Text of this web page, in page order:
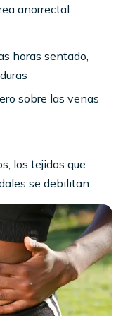
anorrectal
horas sentado,
sobre las venas
los tejidos que
se debilitan